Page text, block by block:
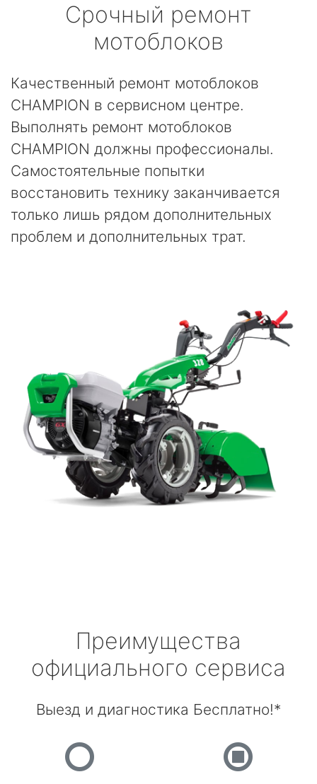
Срочный ремонт
мотоблоков
Качественный ремонт мотоблоков
CHAMPION в сервисном центре.
Выполнять ремонт мотоблоков
CHAMPION должны профессионалы.
Самостоятельные попытки
восстановить технику заканчивается
только лишь рядом дополнительных
проблем и дополнительных трат.
Преимущества
официального сервиса
Выезд и диагностика Бесплатно!*